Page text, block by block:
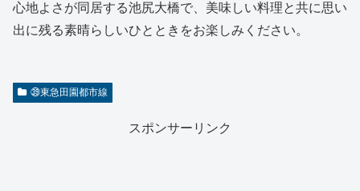
心地よさが同居する池尻大橋で、美味しい料理と共に思い
出に残る素晴らしいひとときをお楽しみください。
㊴東急田園都市線
スポンサーリンク